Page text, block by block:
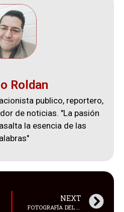
Roldan
publico, reportero,
de noticias. "La pasión
la esencia de las
NEXT
FOTOGRAFÍA DEL ANTIGUO HOTEL WINTER PALACE